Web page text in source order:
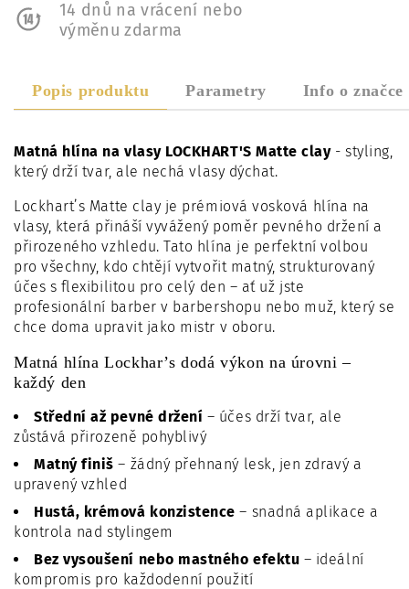
14 dnů na vrácení nebo
výměnu zdarma
Popis produktu Parametry Info o značce
Matná hlína na vlasy LOCKHART'S Matte clay- styling,
který drží tvar, ale nechá vlasy dýchat.
Lockhart’s Matte clay je prémiová vosková hlína na
vlasy, která přináší vyvážený poměr pevného držení a
přirozeného vzhledu. Tato hlína je perfektní volbou
pro všechny, kdo chtějí vytvořit matný, strukturovaný
účes s flexibilitou pro celý den – ať už jste
profesionální barber v barbershopu nebo muž, který se
chce doma upravit jako mistr v oboru.
Matná hlína Lockhar’s dodá výkon na úrovni –
každý den
Střední až pevné držení – účes drží tvar, ale
zůstává přirozeně pohyblivý
Matný finiš – žádný přehnaný lesk, jen zdravý a
upravený vzhled
Hustá, krémová konzistence – snadná aplikace a
kontrola nad stylingem
Bez vysoušení nebo mastného efektu – ideální
kompromis pro každodenní použití